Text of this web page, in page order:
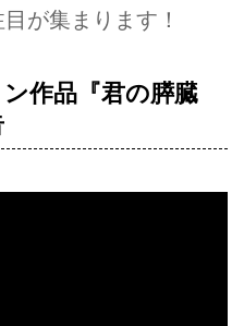
が集まります！
作品『君の膵臓